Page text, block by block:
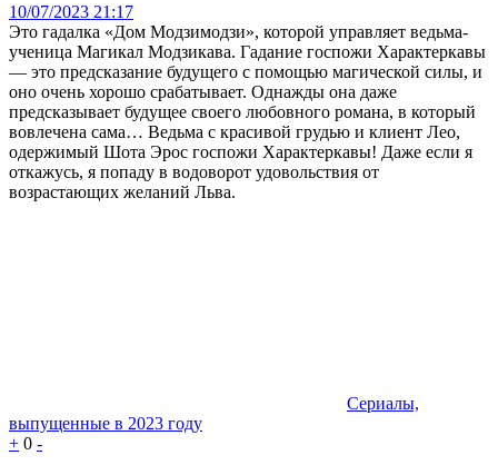
10/07/2023 21:17
Это гадалка «Дом Модзимодзи», которой управляет ведьма-
ученица Магикал Модзикава. Гадание госпожи Характеркавы
— это предсказание будущего с помощью магической силы, и
оно очень хорошо срабатывает. Однажды она даже
предсказывает будущее своего любовного романа, в который
вовлечена сама… Ведьма с красивой грудью и клиент Лео,
одержимый Шота Эрос госпожи Характеркавы! Даже если я
откажусь, я попаду в водоворот удовольствия от
возрастающих желаний Льва.
Сериалы,
выпущенные в 2023 году
+ 0 -